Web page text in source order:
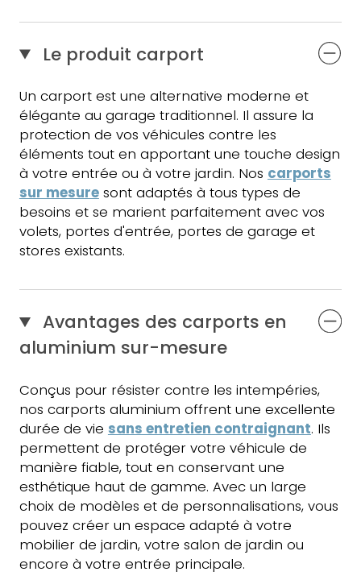
Le produit carport
Un carport est une alternative moderne et
élégante au garage traditionnel. Il assure la
protection de vos véhicules contre les
éléments tout en apportant une touche design
à votre entrée ou à votre jardin. Nos carports
sur mesuresont adaptés à tous types de
besoins et se marient parfaitement avec vos
volets, portes d'entrée, portes de garage et
stores existants.
Avantages des carports en
aluminium sur-mesure
Conçus pour résister contre les intempéries,
nos carports aluminium offrent une excellente
durée de vie sans entretien contraignant. Ils
permettent de protéger votre véhicule de
manière fiable, tout en conservant une
esthétique haut de gamme. Avec un large
choix de modèles et de personnalisations, vous
pouvez créer un espace adapté à votre
mobilier de jardin, votre salon de jardin ou
encore à votre entrée principale.